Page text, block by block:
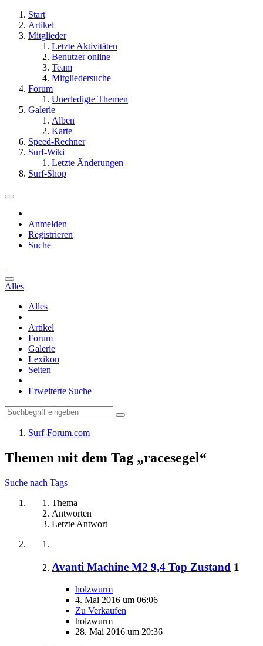
Start
Artikel
Mitglieder
Letzte Aktivitäten
Benutzer online
Team
Mitgliedersuche
Forum
Unerledigte Themen
Galerie
Alben
Karte
Speed-Rechner
Surf-Wiki
Letzte Änderungen
Surf-Shop
Anmelden
Registrieren
Suche
Alles
Alles
Artikel
Forum
Galerie
Lexikon
Seiten
Erweiterte Suche
Surf-Forum.com
Themen mit dem Tag „racesegel“
Suche nach Tags
Thema
Antworten
Letzte Antwort
Avanti Machine M2 9,4 Top Zustand 1
holzwurm
4. Mai 2016 um 06:06
Zu Verkaufen
holzwurm
28. Mai 2016 um 20:36